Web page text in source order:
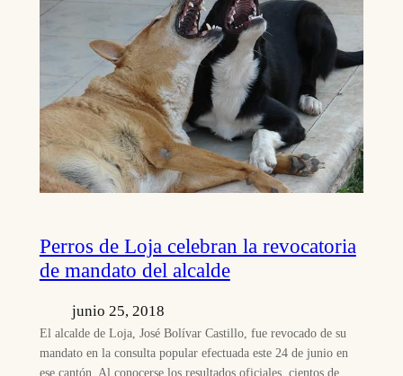
Perros de Loja celebran la revocatoria
de mandato del alcalde
junio 25, 2018
El alcalde de Loja, José Bolívar Castillo, fue revocado de su
mandato en la consulta popular efectuada este 24 de junio en
ese cantón. Al conocerse los resultados oficiales, cientos de